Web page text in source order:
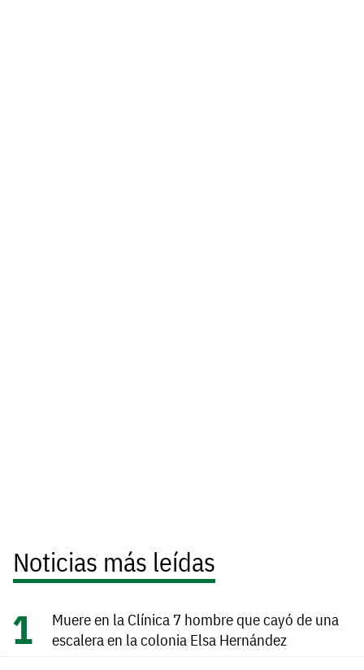
Noticias más leídas
Muere en la Clínica 7 hombre que cayó de una
escalera en la colonia Elsa Hernández